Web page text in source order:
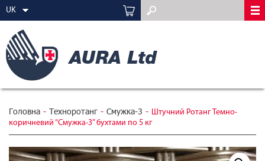
UK
Головна - Техноротанг - Смужка-3 - Штучний Ротанг Темно-
коричневий “Смужка-3” бухтами по 5 кг